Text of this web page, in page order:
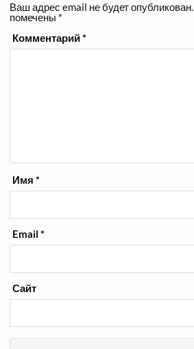
Ваш адрес email не будет опубликован.
помечены *
Комментарий*
Имя*
Email*
Сайт